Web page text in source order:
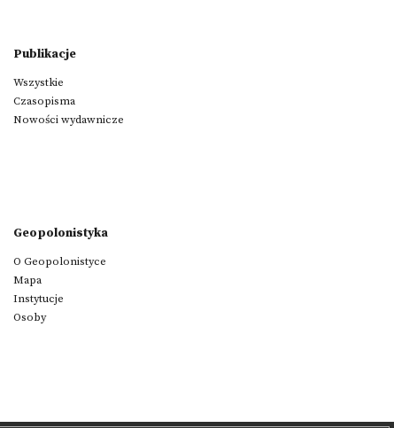
Publikacje
Wszystkie
Czasopisma
Nowości wydawnicze
Geopolonistyka
O Geopolonistyce
Mapa
Instytucje
Osoby